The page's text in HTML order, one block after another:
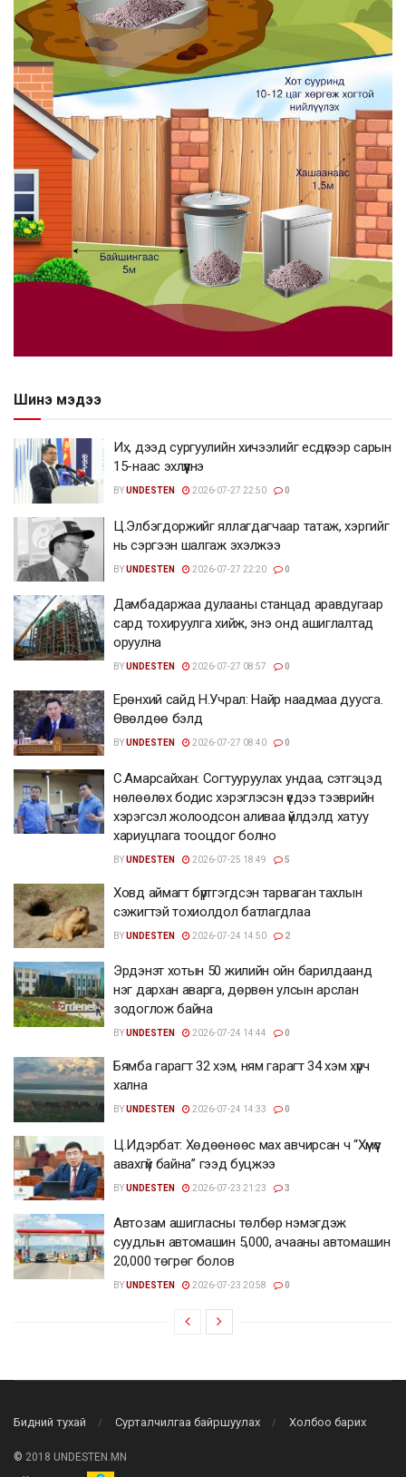
Шинэ мэдээ
Их, дээд сургуулийн хичээлийг есдүгээр сарын
15-наас эхлүүлнэ
BYUNDESTEN 2026-07-27 22:50 0
Ц.Элбэгдоржийг яллагдагчаар татаж, хэргийг
нь сэргээн шалгаж эхэлжээ
BYUNDESTEN 2026-07-27 22:20 0
Дамбадаржаа дулааны станцад аравдугаар
сард тохируулга хийж, энэ онд ашиглалтад
оруулна
BYUNDESTEN 2026-07-27 08:57 0
Ерөнхий сайд Н.Учрал: Найр наадмаа дуусга.
Өвөлдөө бэлд
BYUNDESTEN 2026-07-27 08:40 0
С.Амарсайхан: Согтууруулах ундаа, сэтгэцэд
нөлөөлөх бодис хэрэглэсэн үедээ тээврийн
хэрэгсэл жолоодсон аливаа үйлдэлд хатуу
хариуцлага тооцдог болно
BYUNDESTEN 2026-07-25 18:49 5
Ховд аймагт бүртгэгдсэн тарваган тахлын
сэжигтэй тохиолдол батлагдлаа
BYUNDESTEN 2026-07-24 14:50 2
Эрдэнэт хотын 50 жилийн ойн барилдаанд
нэг дархан аварга, дөрвөн улсын арслан
зодоглож байна
BYUNDESTEN 2026-07-24 14:44 0
Бямба гарагт 32 хэм, ням гарагт 34 хэм хүрч
хална
BYUNDESTEN 2026-07-24 14:33 0
Ц.Идэрбат: Хөдөөнөөс мах авчирсан ч “Хүмүүс
авахгүй байна” гээд буцжээ
BYUNDESTEN 2026-07-23 21:23 3
Автозам ашигласны төлбөр нэмэгдэж
суудлын автомашин 5,000, ачааны автомашин
20,000 төгрөг болов
BYUNDESTEN 2026-07-23 20:58 0
Бидний тухай Сурталчилгаа байршуулах Холбоо барих
© 2018 UNDESTEN.MN